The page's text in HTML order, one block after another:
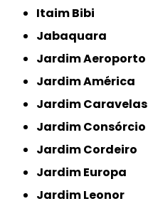
Itaim Bibi
Jabaquara
Jardim Aeroporto
Jardim América
Jardim Caravelas
Jardim Consórcio
Jardim Cordeiro
Jardim Europa
Jardim Leonor